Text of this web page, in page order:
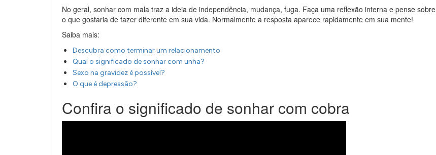
No geral, sonhar com mala traz a ideia de independência, mudança, fuga. Faça uma reflexão interna e pense sobre
o que gostaria de fazer diferente em sua vida. Normalmente a resposta aparece rapidamente em sua mente!
Saiba mais:
Descubra como terminar um relacionamento
Qual o significado de sonhar com unha?
Sexo na gravidez é possível?
O que é depressão?
Confira o significado de sonhar com cobra